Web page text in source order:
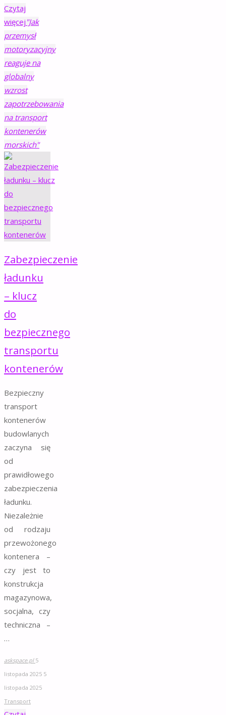
Czytaj
więcej "Jak
przemysł
motoryzacyjny
reaguje na
globalny
wzrost
zapotrzebowania
na transport
kontenerów
morskich"
Zabezpieczenie
ładunku
– klucz
do
bezpiecznego
transportu
kontenerów
Bezpieczny
transport
kontenerów
budowlanych
zaczyna się
od
prawidłowego
zabezpieczenia
ładunku.
Niezależnie
od rodzaju
przewożonego
kontenera –
czy jest to
konstrukcja
magazynowa,
socjalna, czy
techniczna –
…
askspace.pl 5
listopada 2025 5
listopada 2025
Transport